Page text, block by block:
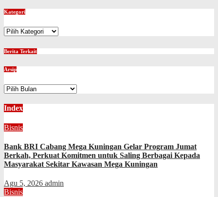
Kategori
Kategori
Berita Terkait
Arsip
Arsip
Index
Bisnis
Bank BRI Cabang Mega Kuningan Gelar Program Jumat
Berkah, Perkuat Komitmen untuk Saling Berbagai Kepada
Masyarakat Sekitar Kawasan Mega Kuningan
Agu 5, 2026 admin
Bisnis